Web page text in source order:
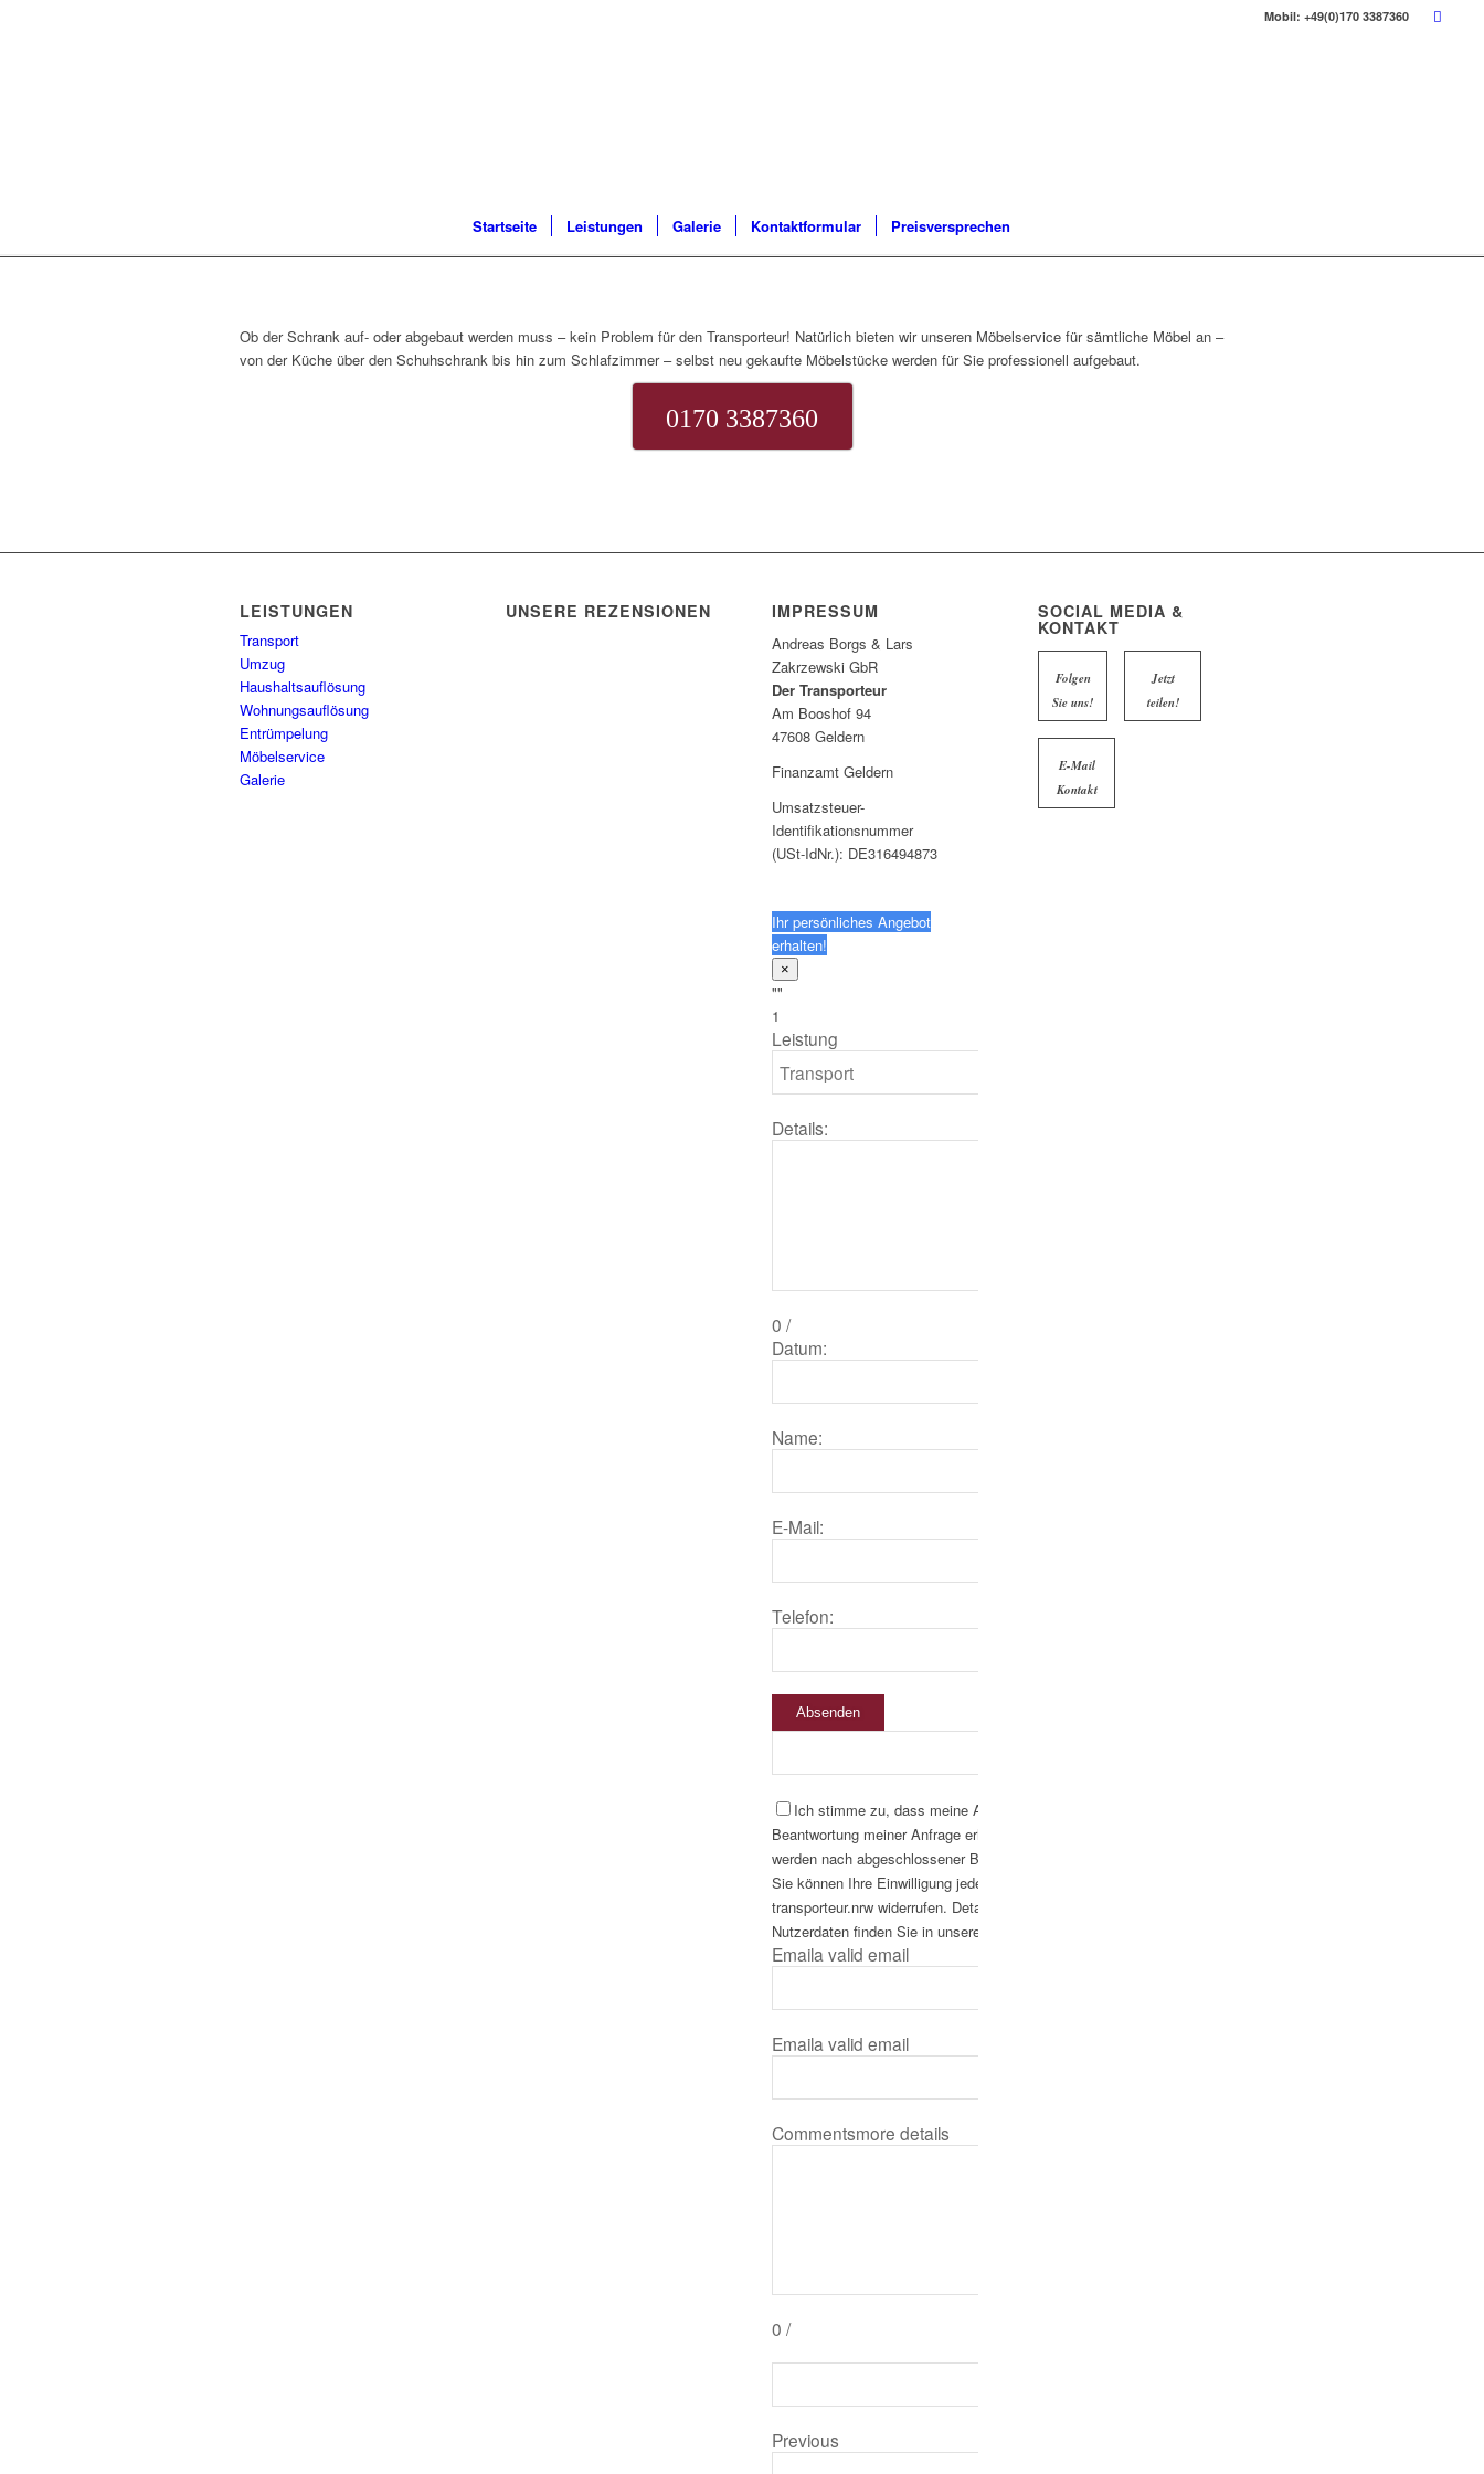
Mobil: +49(0)170 3387360
Startseite Leistungen Galerie Kontaktformular Preisversprechen
Ob der Schrank auf- oder abgebaut werden muss – kein Problem für den Transporteur! Natürlich bieten wir unseren Möbelservice für sämtliche Möbel an –
von der Küche über den Schuhschrank bis hin zum Schlafzimmer – selbst neu gekaufte Möbelstücke werden für Sie professionell aufgebaut.
0170 3387360
LEISTUNGEN
Transport
Umzug
Haushaltsauflösung
Wohnungsauflösung
Entrümpelung
Möbelservice
Galerie
UNSERE REZENSIONEN IMPRESSUM
Andreas Borgs & Lars
Zakrzewski GbR
Der Transporteur
Am Booshof 94
47608 Geldern
Finanzamt Geldern
Umsatzsteuer-
Identifikationsnummer
(USt-IdNr.): DE316494873
Ihr persönliches Angebot
erhalten!
×
""
1
Leistung
Details:
0 /
Datum:
Name:
E-Mail:
Telefon:
Absenden
Ich stimme zu, dass meine Angaben aus dem Kontaktformular zur
Beantwortung meiner Anfrage erhoben und verarbeitet werden. Die Daten
werden nach abgeschlossener Bearbeitung Ihrer Anfrage gelöscht. Hinweis:
Sie können Ihre Einwilligung jederzeit für die Zukunft per E-Mail an info@der-
transporteur.nrw widerrufen. Detaillierte Informationen zum Umgang mit
Nutzerdaten finden Sie in unserer Datenschutzerklärung.
Emaila valid email
Emaila valid email
Commentsmore details
0 /
Previous
SOCIAL MEDIA &
KONTAKT
Folgen
Sie uns!
Jetzt
teilen!
E-Mail
Kontakt